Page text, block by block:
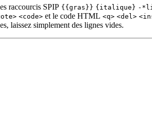
raccourcis SPIP {{gras}} {italique} -
<code> et le code HTML <q> <del>
laissez simplement des lignes vides.